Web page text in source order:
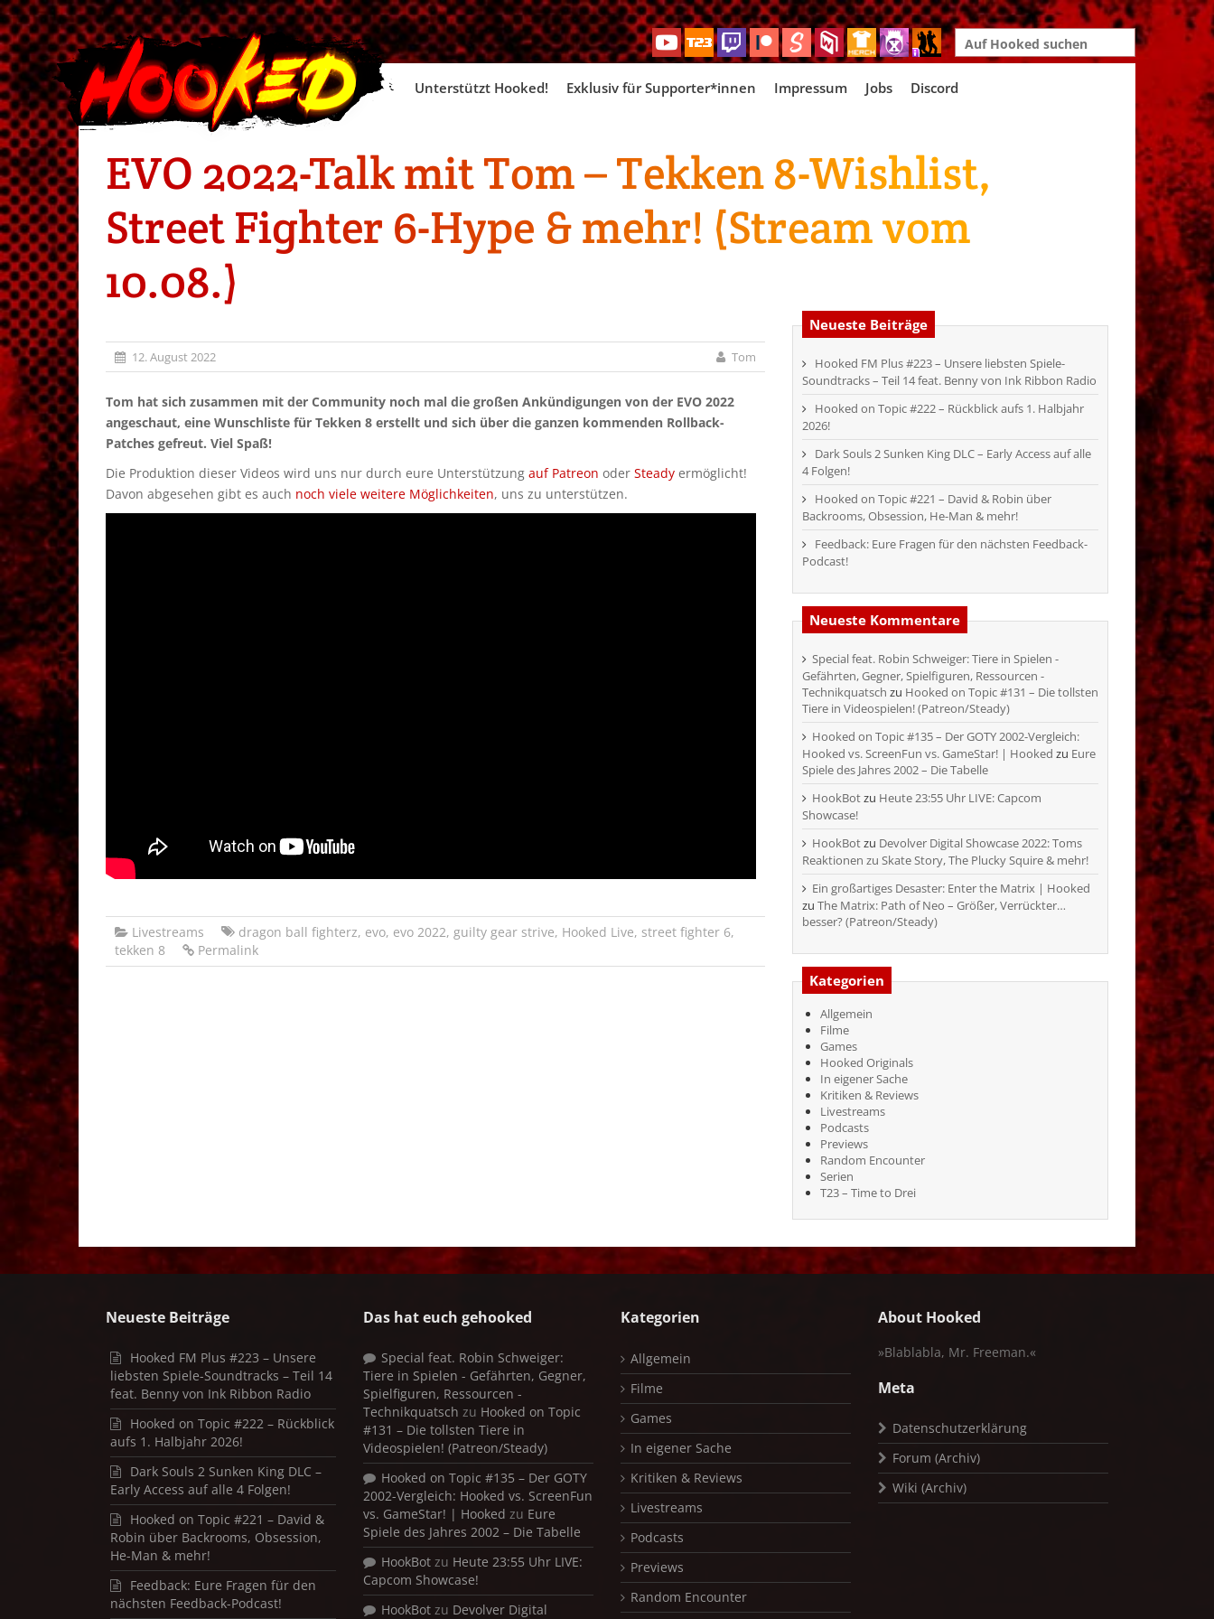
Search
for:
Skip
Unterstützt Hooked! Exklusiv für Supporter*innen Impressum Jobs Discord
EVO 2022-Talk mit Tom – Tekken 8-Wishlist,
Street Fighter 6-Hype & mehr! (Stream vom
10.08.)
12. August 2022 Tom
Tom hat sich zusammen mit der Community noch mal die großen Ankündigungen von der EVO 2022
angeschaut, eine Wunschliste für Tekken 8 erstellt und sich über die ganzen kommenden Rollback-
Patches gefreut. Viel Spaß!
Die Produktion dieser Videos wird uns nur durch eure Unterstützung auf Patreon oder Steady ermöglicht!
Davon abgesehen gibt es auch noch viele weitere Möglichkeiten, uns zu unterstützen.
Livestreams dragon ball fighterz, evo, evo 2022, guilty gear strive, Hooked Live, street fighter 6,
tekken 8
Permalink
Neueste Beiträge
Hooked FM Plus #223 – Unsere liebsten Spiele-
Soundtracks – Teil 14 feat. Benny von Ink Ribbon Radio
Hooked on Topic #222 – Rückblick aufs 1. Halbjahr
2026!
Dark Souls 2 Sunken King DLC – Early Access auf alle
4 Folgen!
Hooked on Topic #221 – David & Robin über
Backrooms, Obsession, He-Man & mehr!
Feedback: Eure Fragen für den nächsten Feedback-
Podcast!
Neueste Kommentare
Special feat. Robin Schweiger: Tiere in Spielen -
Gefährten, Gegner, Spielfiguren, Ressourcen -
Technikquatsch zu Hooked on Topic #131 – Die tollsten
Tiere in Videospielen! (Patreon/Steady)
Hooked on Topic #135 – Der GOTY 2002-Vergleich:
Hooked vs. ScreenFun vs. GameStar! | Hooked zu Eure
Spiele des Jahres 2002 – Die Tabelle
HookBotzu Heute 23:55 Uhr LIVE: Capcom
Showcase!
HookBotzu Devolver Digital Showcase 2022: Toms
Reaktionen zu Skate Story, The Plucky Squire & mehr!
Ein großartiges Desaster: Enter the Matrix | Hooked
zu The Matrix: Path of Neo – Größer, Verrückter…
besser? (Patreon/Steady)
Kategorien
Allgemein
Filme
Games
Hooked Originals
In eigener Sache
Kritiken & Reviews
Livestreams
Podcasts
Previews
Random Encounter
Serien
T23 – Time to Drei
Neueste Beiträge
Hooked FM Plus #223 – Unsere
liebsten Spiele-Soundtracks – Teil 14
feat. Benny von Ink Ribbon Radio
Hooked on Topic #222 – Rückblick
aufs 1. Halbjahr 2026!
Dark Souls 2 Sunken King DLC –
Early Access auf alle 4 Folgen!
Hooked on Topic #221 – David &
Robin über Backrooms, Obsession,
He-Man & mehr!
Feedback: Eure Fragen für den
nächsten Feedback-Podcast!
Das hat euch gehooked
Special feat. Robin Schweiger:
Tiere in Spielen - Gefährten, Gegner,
Spielfiguren, Ressourcen -
Technikquatsch zu Hooked on Topic
#131 – Die tollsten Tiere in
Videospielen! (Patreon/Steady)
Hooked on Topic #135 – Der GOTY
2002-Vergleich: Hooked vs. ScreenFun
vs. GameStar! | Hooked zu Eure
Spiele des Jahres 2002 – Die Tabelle
HookBot zu Heute 23:55 Uhr LIVE:
Capcom Showcase!
HookBot zu Devolver Digital
Kategorien
Allgemein
Filme
Games
In eigener Sache
Kritiken & Reviews
Livestreams
Podcasts
Previews
Random Encounter
About Hooked
»Blablabla, Mr. Freeman.«
Meta
Datenschutzerklärung
Forum (Archiv)
Wiki (Archiv)